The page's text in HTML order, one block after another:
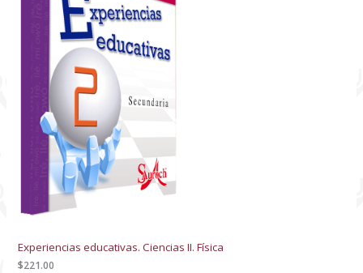
Experiencias educativas. Ciencias II. Física
$221.00